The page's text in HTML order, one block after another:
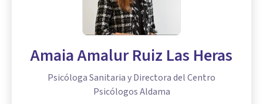
Amaia Amalur Ruiz Las Heras
Psicóloga Sanitaria y Directora del Centro
Psicólogos Aldama